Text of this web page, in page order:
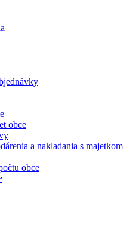
obce
a nakladania s majetkom
obce